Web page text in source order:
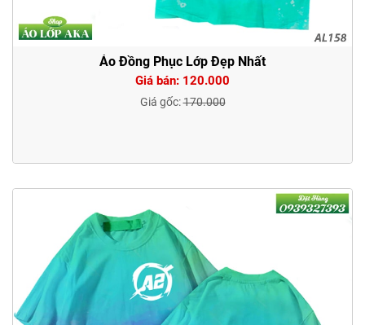
Áo Đồng Phục Lớp Đẹp Nhất
Giá bán: 120.000
Giá gốc:170.000